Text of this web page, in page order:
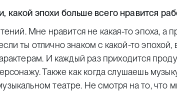
эпохи больше всего нравится
Мне нравится не какая-то эпоха, а
ты отлично знаком с какой-то
И каждый раз приходится
Также как когда слушаешь
театре. Не смотря на то, что